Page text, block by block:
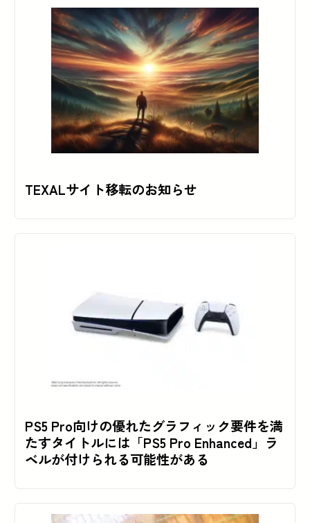
TEXALサイト移転のお知らせ
PS5 Pro向けの優れたグラフィック要件を満
たすタイトルには「PS5 Pro Enhanced」ラ
ベルが付けられる可能性がある